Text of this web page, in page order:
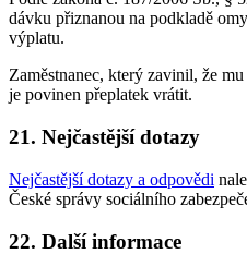
dávku přiznanou na podkladě
výplatu.
Zaměstnanec, který zavinil, že
je povinen přeplatek vrátit.
21. Nejčastější dotazy
Nejčastější dotazy a odpovědi
České správy sociálního
22. Další informace